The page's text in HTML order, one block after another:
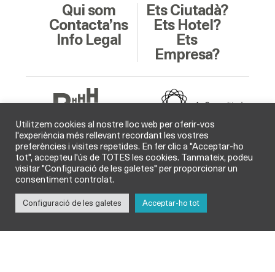
Qui som
Contacta’ns
Info Legal
Ets Ciutadà?
Ets Hotel?
Ets
Empresa?
Soci Col·laborador
Utilitzem cookies al nostre lloc web per oferir-vos
l'experiència més rellevant recordant les vostres
preferències i visites repetides. En fer clic a "Acceptar-ho
tot", accepteu l'ús de TOTES les cookies. Tanmateix, podeu
visitar "Configuració de les galetes" per proporcionar un
consentiment controlat.
Configuració de les galetes Acceptar-ho tot